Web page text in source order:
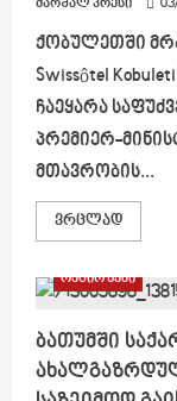
მარშალ პრესი
ქობულეთში
Swissôtel
ჩაეყარა
პრემიერ-
მთავრობის...
ვრცლადRead
more
Kobuleti
Beach
Resort-
რეგიონები
ბათუმში